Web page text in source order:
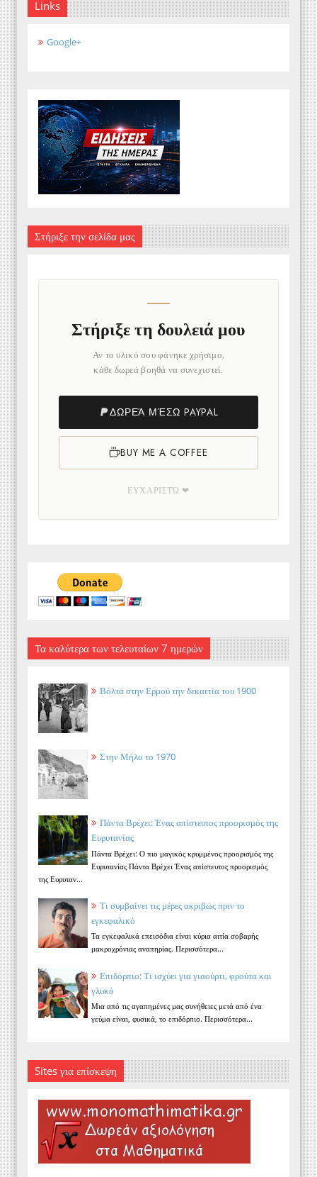
Links
Google+
Στήριξε την σελίδα μας
Στήριξε τη δουλειά μου
Αν το υλικό σου φάνηκε χρήσιμο,
κάθε δωρεά βοηθά να συνεχιστεί.
ΔΩΡΕΆ ΜΈΣΩ PAYPAL
BUY ME A COFFEE
ΕΥΧΑΡΙΣΤΏ ❤
Τα καλύτερα των τελευταίων 7 ημερών
Βόλτα στην Ερμού την δεκαετία του 1900
Στην Μήλο το 1970
Πάντα Βρέχει: Ένας απίστευτος προορισμός της
Ευρυτανίας
Πάντα Βρέχει: Ο πιο μαγικός κρυμμένος προορισμός της
Ευρυτανίας Πάντα Βρέχει Ένας απίστευτος προορισμός
της Ευρυταν...
Τι συμβαίνει τις μέρες ακριβώς πριν το
εγκεφαλικό
Τα εγκεφαλικά επεισόδια είναι κύρια αιτία σοβαρής
μακροχρόνιας αναπηρίας. Περισσότερα...
Επιδόρπιο: Τι ισχύει για γιαούρτι, φρούτα και
γλυκό
Μια από τις αγαπημένες μας συνήθειες μετά από ένα
γεύμα είναι, φυσικά, το επιδόρπιο. Περισσότερα...
Sites για επίσκεψη